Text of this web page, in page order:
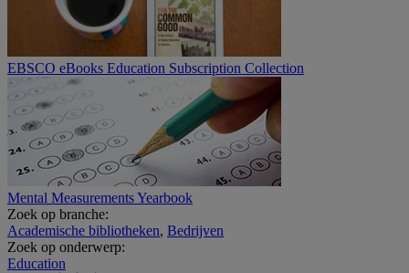
EBSCO eBooks Education Subscription Collection
Mental Measurements Yearbook
Zoek op branche:
Academische bibliotheken, Bedrijven
Zoek op onderwerp:
Education